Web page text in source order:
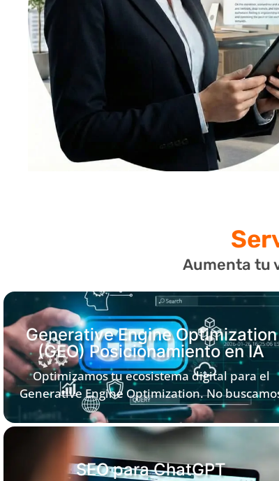
Aumenta tu
Generative Engine Optimization
(GEO) Posicionamiento en IA
Optimizamos tu ecosistema digital para el
Generative Engine Optimization. No
solo clics, buscamos que los motores
(Perplexity, Gemini, Claude) citen tu marca
la fuente de verdad.
SEO para ChatGPT